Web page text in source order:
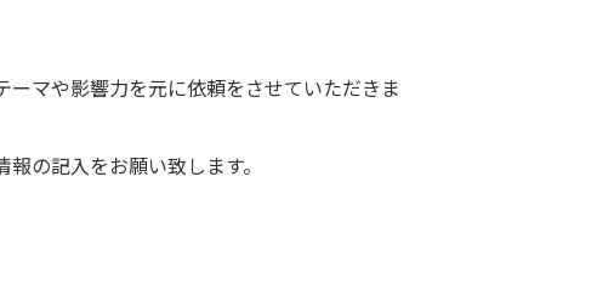
マや影響力を元に依頼をさせていただきま
報の記入をお願い致します。